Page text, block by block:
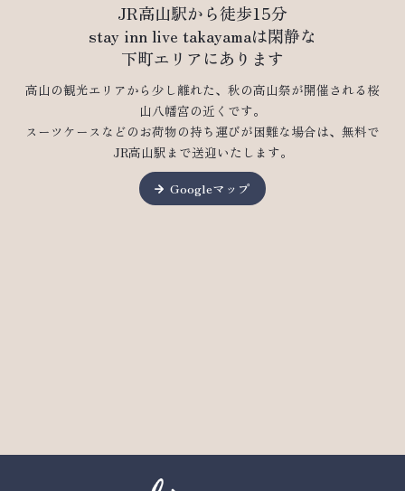
JR高山駅から徒歩15分
stay inn live takayamaは閑静な
下町エリアにあります
高山の観光エリアから少し離れた、秋の高山祭が開催される桜
山八幡宮の近くです。
スーツケースなどのお荷物の持ち運びが困難な場合は、無料で
JR高山駅まで送迎いたします。
Googleマップ